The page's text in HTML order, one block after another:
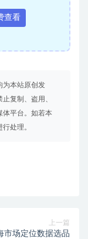
查看
为本站原创发
复制、盗用、
体平台。如若本
处理。
上一篇
市场定位数据选品